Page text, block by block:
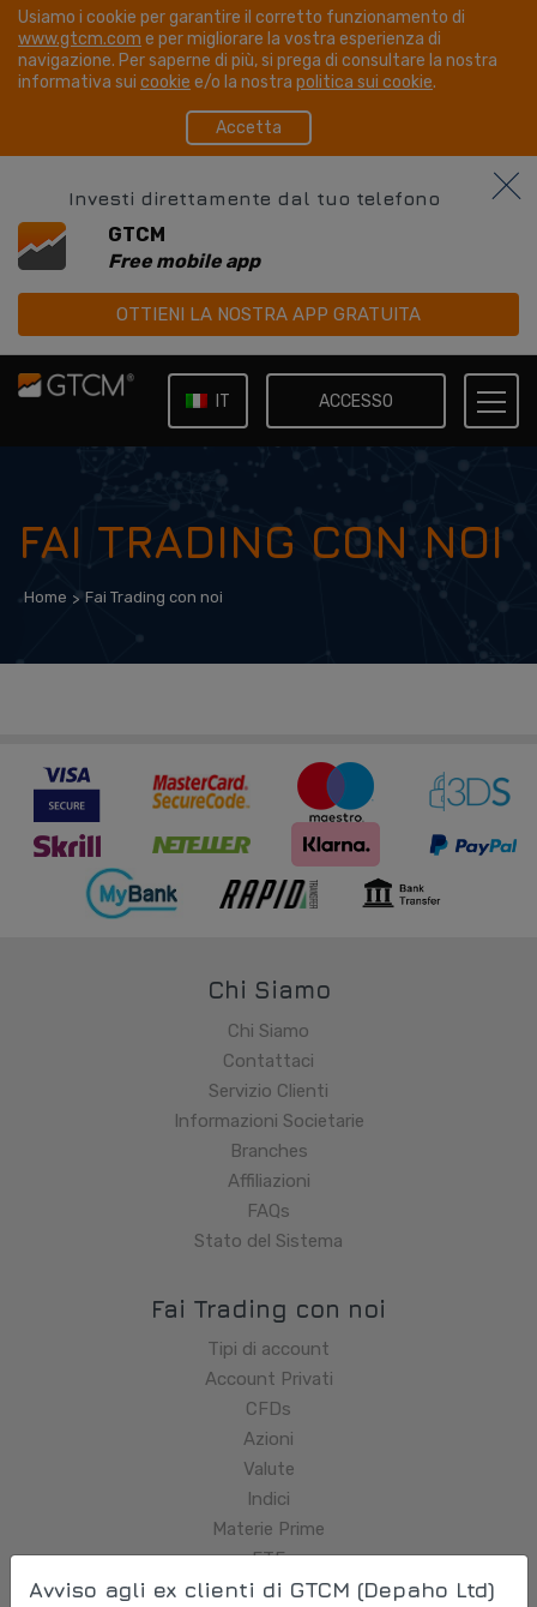
Avviso agli ex clienti di GTCM (Depaho Ltd)
Usiamo i cookie per garantire il corretto funzionamento di
www.gtcm.com e per migliorare la vostra esperienza di
navigazione. Per saperne di più, si prega di consultare la nostra
informativa sui cookie e/o la nostra politica sui cookie.
Accetta
Investi direttamente dal tuo telefono
GTCM
Free mobile app
OTTIENI LA NOSTRA APP GRATUITA
IT ACCESSO
FAI TRADING CON NOI
Home Fai Trading con noi
Chi Siamo
Chi Siamo
Contattaci
Servizio Clienti
Informazioni Societarie
Branches
Affiliazioni
FAQs
Stato del Sistema
Fai Trading con noi
Tipi di account
Account Privati
CFDs
Azioni
Valute
Indici
Materie Prime
ETF
Derivati Sintetici